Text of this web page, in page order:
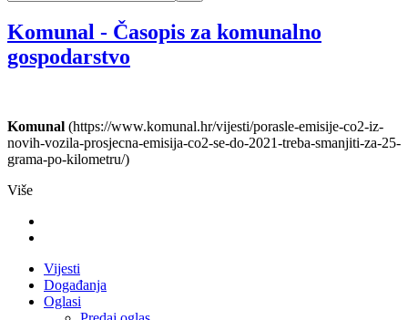
Komunal - Časopis za komunalno
gospodarstvo
Komunal (https://www.komunal.hr/vijesti/porasle-emisije-co2-iz-
novih-vozila-prosjecna-emisija-co2-se-do-2021-treba-smanjiti-za-25-
grama-po-kilometru/)
Više
Vijesti
Događanja
Oglasi